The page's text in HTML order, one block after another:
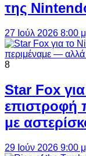
της
27 Ιούλ 2026 8:00
8
Star Fox
επιστροφή
με
29 Ιούν 2026 9:00